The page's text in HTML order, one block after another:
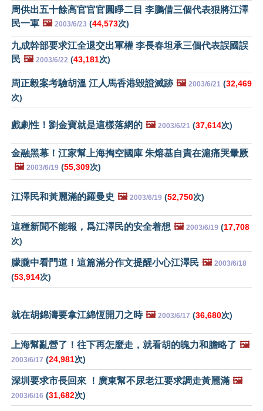
周供出五十餘高官官官圓睜二目 李鵬借三個代表狠將江澤
民一軍 🖼️ 2003/6/23 (44,573次)
九成幹部要求江全退交出軍權 李長春坦承三個代表誤國誤
民 🖼️ 2003/6/22 (43,181次)
周正毅案考驗胡溫 江人馬香港毀證滅跡 🖼️ 2003/6/21 (32,469
次)
戲劇性！劉金寶就是這樣落網的 🖼️ 2003/6/21 (37,614次)
金融黑幕！江家幫上海掏空國庫 朱熔基自責在滬痛哭暈厥
🖼️ 2003/6/19 (55,309次)
江澤民和黃麗滿的羅曼史 🖼️ 2003/6/19 (52,750次)
這種新聞不能報，爲江澤民的安全着想 🖼️ 2003/6/19 (17,708
次)
朦朧中看門道！這篇滿分作文提醒小心江澤民 🖼️ 2003/6/18
(53,914次)
就在胡錦濤要拿江綿恆開刀之時 🖼️ 2003/6/17 (36,680次)
上海幫亂營了！往下再怎麼走，就看胡的魄力和膽略了 🖼️
2003/6/17 (24,981次)
深圳要求市長回來 ！廣東幫不尿老江要求調走黃麗滿 🖼️
2003/6/16 (31,682次)